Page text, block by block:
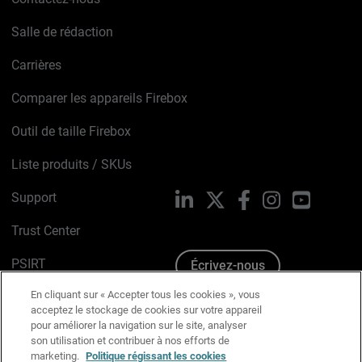
Salle de rédaction
Carrières
Comparer les appareils Firebox
Outil de taille Firebox
Liste produits / SKUs
Support
Trust Center
PSIRT
Avis sur les cookies
Politique de confidentialité
LinkedIn FacebookInstagramYouTube
Écrivez-nous
En cliquant sur « Accepter tous les cookies », vous
acceptez le stockage de cookies sur votre appareil
pour améliorer la navigation sur le site, analyser
son utilisation et contribuer à nos efforts de
marketing. Politique régissant les cookies